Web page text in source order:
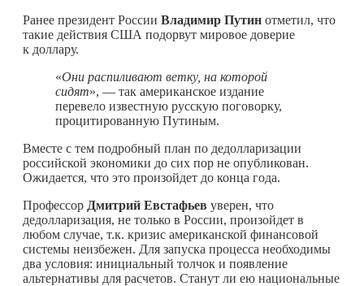
Ранее президент России Владимир Путин отметил, что
такие действия США подорвут мировое доверие
к доллару.
«Они распиливают ветку, на которой
сидят», — так американское издание
перевело известную русскую поговорку,
процитированную Путиным.
Вместе с тем подробный план по дедолларизации
российской экономики до сих пор не опубликован.
Ожидается, что это произойдет до конца года.
Профессор Дмитрий Евстафьев уверен, что
дедолларизация, не только в России, произойдет в
любом случае, т.к. кризис американской финансовой
системы неизбежен. Для запуска процесса необходимы
два условия: инициальный толчок и появление
альтернативы для расчетов. Станут ли ею национальные